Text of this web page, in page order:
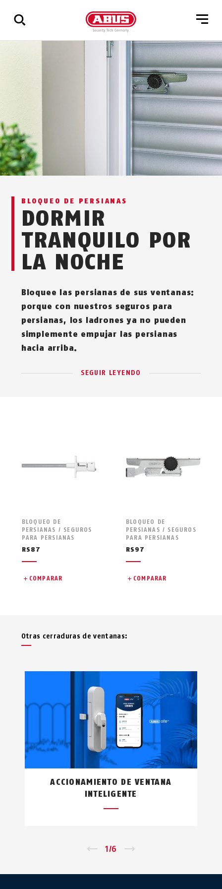
BLOQUEO DE PERSIANAS
DORMIR
TRANQUILO POR
LA NOCHE
Bloquee las persianas de sus ventanas:
porque con nuestros seguros para
persianas, los ladrones ya no pueden
simplemente empujar las persianas
hacia arriba.
SEGUIR LEYENDO
BLOQUEO DE
PERSIANAS / SEGUROS
PARA PERSIANAS
RS87
COMPARAR
BLOQUEO DE
PERSIANAS / SEGUROS
PARA PERSIANAS
RS97
COMPARAR
Otras cerraduras de ventanas:
ACCIONAMIENTO DE VENTANA
INTELIGENTE
1/6